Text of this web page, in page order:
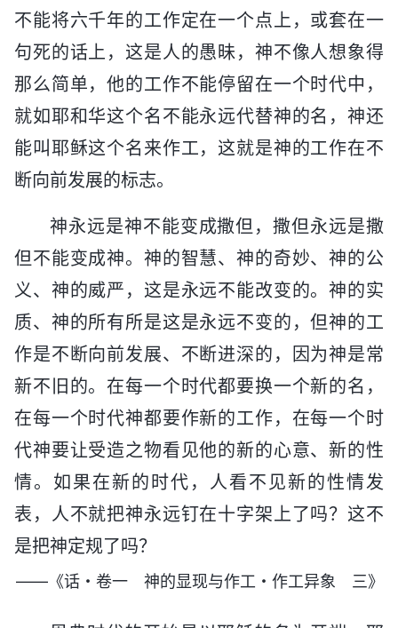
不能将六千年的工作定在一个点上，或套在一
句死的话上，这是人的愚昧，神不像人想象得
那么简单，他的工作不能停留在一个时代中，
就如耶和华这个名不能永远代替神的名，神还
能叫耶稣这个名来作工，这就是神的工作在不
断向前发展的标志。
神永远是神不能变成撒但，撒但永远是撒
但不能变成神。神的智慧、神的奇妙、神的公
义、神的威严，这是永远不能改变的。神的实
质、神的所有所是这是永远不变的，但神的工
作是不断向前发展、不断进深的，因为神是常
新不旧的。在每一个时代都要换一个新的名，
在每一个时代神都要作新的工作，在每一个时
代神要让受造之物看见他的新的心意、新的性
情。如果在新的时代，人看不见新的性情发
表，人不就把神永远钉在十字架上了吗？这不
是把神定规了吗？
——《话・卷一 神的显现与作工・作工异象 三》